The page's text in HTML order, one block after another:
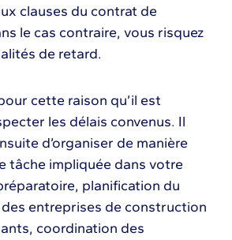
clauses du contrat de
le cas contraire, vous risquez
de retard.
cette raison qu’il est
les délais convenus. Il
d’organiser de manière
tâche impliquée dans votre
planification du
entreprises de construction
coordination des